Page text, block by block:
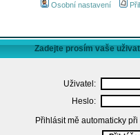
Osobní nastavení
Zadejte prosím vaše
Uživatel:
Heslo:
Přihlásit mě automaticky